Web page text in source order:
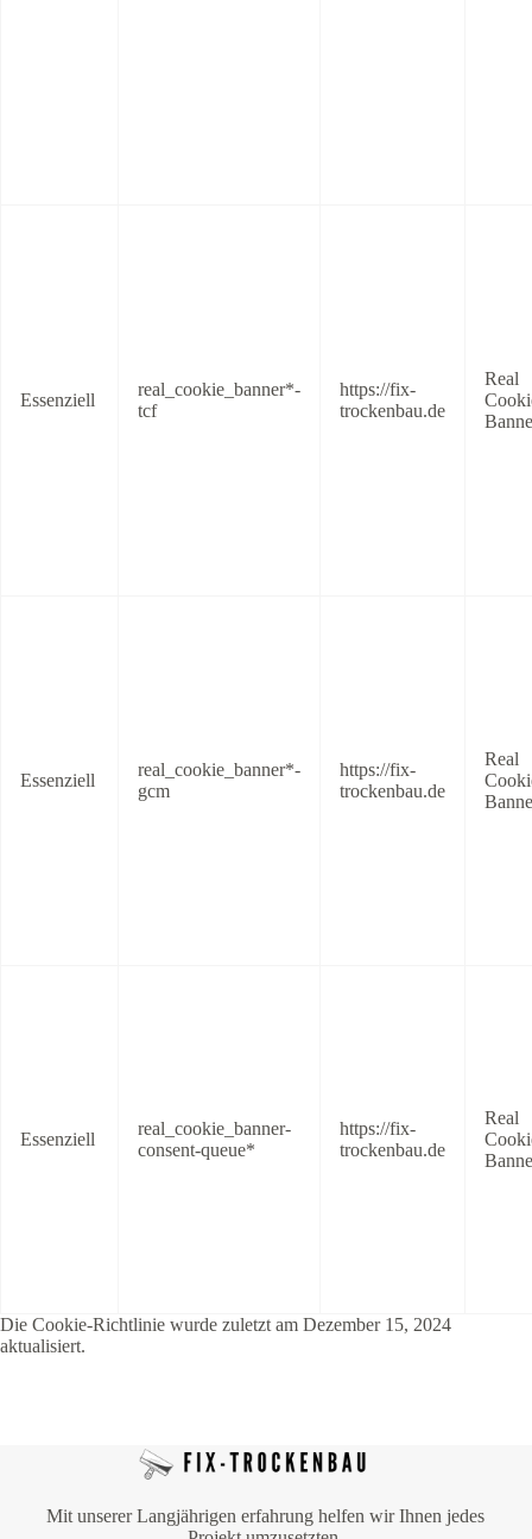
Essenziell
real_cookie_banner*-
tcf
https://fix-
trockenbau.de
Real
Essenziell
real_cookie_banner*-
gcm
https://fix-
trockenbau.de
Real
Essenziell
real_cookie_banner-
consent-queue*
https://fix-
trockenbau.de
Real
Die Cookie-Richtlinie wurde zuletzt am Dezember 15, 2024
aktualisiert.
Mit unserer Langjährigen erfahrung helfen wir Ihnen jedes